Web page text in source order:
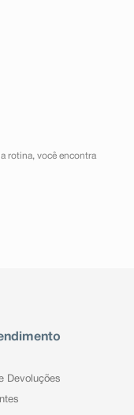
rotina, você encontra
Devoluções